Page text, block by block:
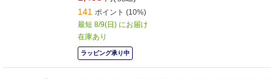
141 ポイント (10%)
最短 8/9(日) にお届け
在庫あり
ラッピング承り中